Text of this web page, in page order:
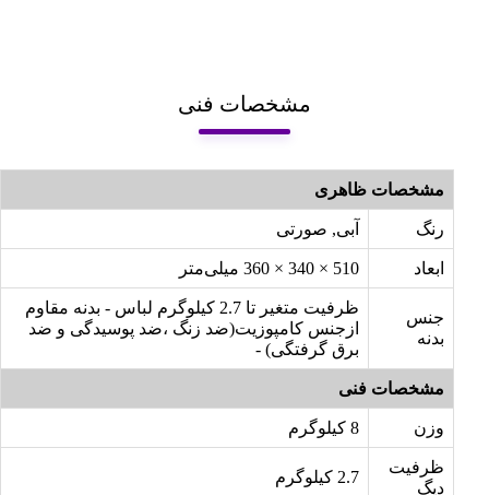
مشخصات فنی
مشخصات ظاهری
رنگ آبی, صورتی
ابعاد 510 × 340 × 360 میلی‌متر
جنس
بدنه
ظرفیت متغیر تا 2.7 کیلوگرم لباس - بدنه مقاوم
ازجنس کامپوزیت(ضد زنگ ،ضد پوسیدگی و ضد
برق گرفتگی) -
مشخصات فنی
وزن
ظرفیت
دیگ
2.7 کیلوگرم